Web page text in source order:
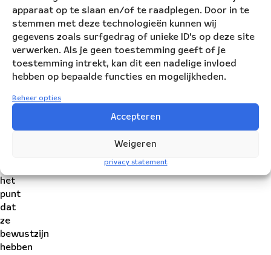
apparaat op te slaan en/of te raadplegen. Door in te
stemmen met deze technologieën kunnen wij
gegevens zoals surfgedrag of unieke ID's op deze site
verwerken. Als je geen toestemming geeft of je
toestemming intrekt, kan dit een nadelige invloed
hebben op bepaalde functies en mogelijkheden.
Beheer opties
Accepteren
Weigeren
privacy statement
verhalende
tekst
schrijven
die
demonstranten
van
gehoord
het
punt
dat
ze
bewustzijn
hebben